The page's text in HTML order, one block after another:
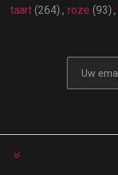
taart (264) , roze (93) ,